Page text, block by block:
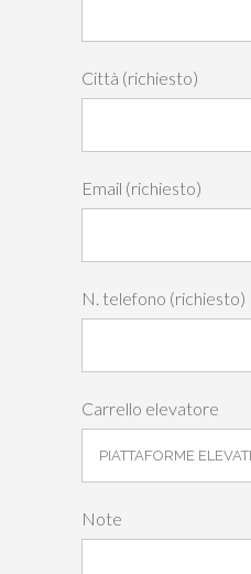
Città (richiesto)
Email (richiesto)
N. telefono (richiesto)
Carrello elevatore
Note